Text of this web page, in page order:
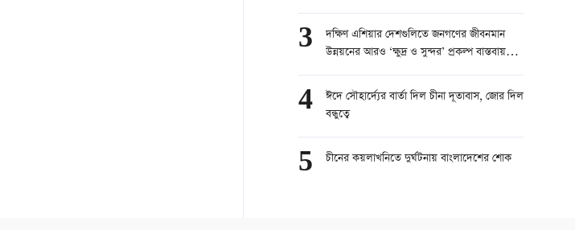
3
দক্ষিণ এশিয়ার দেশগুলিতে জনগণের জীবনমান
উন্নয়নের আরও ‘ক্ষুদ্র ও সুন্দর’ প্রকল্প বাস্তবায়ন
4
ঈদে সৌহার্দ্যের বার্তা দিল চীনা দূতাবাস, জোর দিল
বন্ধুত্বে
5 চীনের কয়লাখনিতে দুর্ঘটনায় বাংলাদেশের শোক